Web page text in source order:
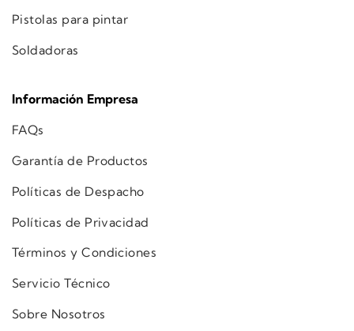
Pistolas para pintar
Soldadoras
Información Empresa
FAQs
Garantía de Productos
Políticas de Despacho
Políticas de Privacidad
Términos y Condiciones
Servicio Técnico
Sobre Nosotros